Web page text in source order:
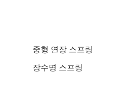
중형 연장 스프링
장수명 스프링